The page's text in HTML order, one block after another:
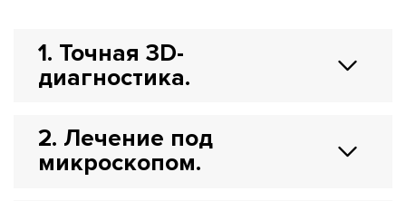
1. Точная 3D-
диагностика.
2. Лечение под
микроскопом.